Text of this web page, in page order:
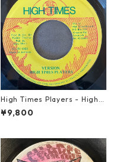
High Times Players - High T
imes Theme【7-21926】
¥9,800